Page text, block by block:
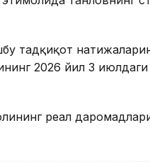
тадқиқот
2026 йил 3
реал